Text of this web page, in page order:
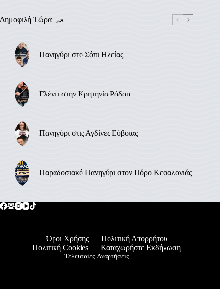
Δημοφιλή Τώρα
Πανηγύρι στο Σόπι Ηλείας
Γλέντι στην Κρητηνία Ρόδου
Πανηγύρι στις Αγδίνες Εύβοιας
Παραδοσιακό Πανηγύρι στον Πόρο Κεφαλονιάς
Όροι Χρήσης
Πολιτική Απορρήτου
Πολιτική Cookies
Καταχωρήστε Εκδήλωση
Τελευταίες Αναρτήσεις